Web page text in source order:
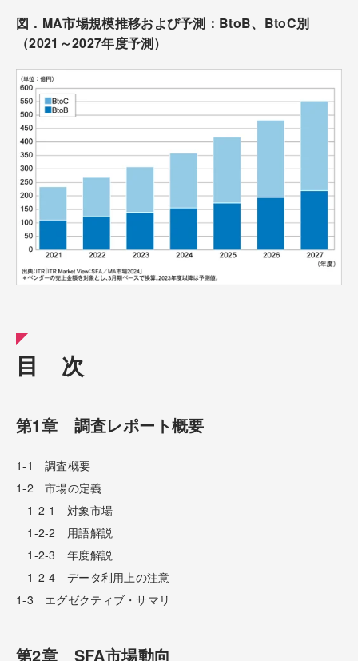
図．MA市場規模推移および予測：BtoB、BtoC別
（2021～2027年度予測）
目 次
第1章 調査レポート概要
1-1 調査概要
1-2 市場の定義
1-2-1 対象市場
1-2-2 用語解説
1-2-3 年度解説
1-2-4 データ利用上の注意
1-3 エグゼクティブ・サマリ
第2章 SFA市場動向